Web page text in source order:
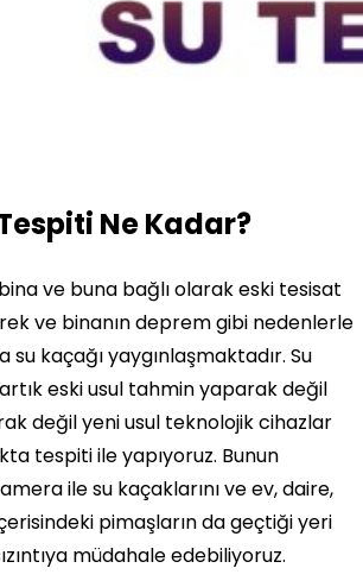
Ne Kadar?
ve buna bağlı olarak eski tesisat
ve binanın deprem gibi nedenlerle
su kaçağı yaygınlaşmaktadır. Su
eski usul tahmin yaparak değil
değil yeni usul teknolojik cihazlar
tespiti ile yapıyoruz. Bunun
ile su kaçaklarını ve ev, daire,
pimaşların da geçtiği yeri
müdahale edebiliyoruz.